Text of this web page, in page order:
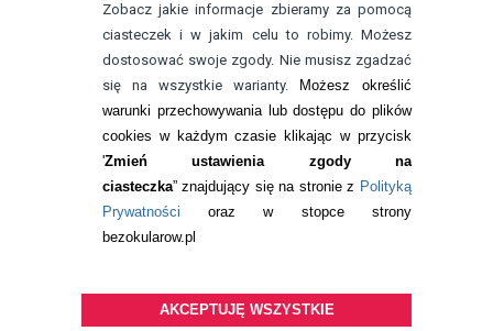
Zobacz jakie informacje zbieramy za pomocą
ciasteczek i w jakim celu to robimy. Możesz
dostosować swoje zgody. Nie musisz zgadzać
się na wszystkie warianty.
Możesz określić
warunki przechowywania lub dostępu do plików
cookies w każdym czasie klikając w przycisk
'Zmień ustawienia zgody na
ciasteczka” znajdujący się na stronie z Polityką
Prywatności oraz w stopce strony
bezokularow.pl
AKCEPTUJĘ WSZYSTKIE
kontakt@bezokularow.pl
BEZOKULARÓW.PL | soczewki kontaktowe i płyny